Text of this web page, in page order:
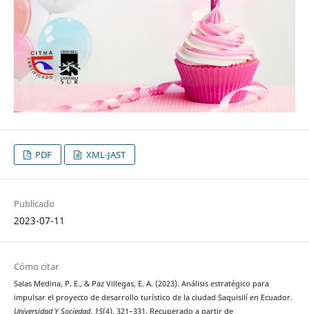
PDF XML-JAST
Publicado
2023-07-11
Cómo citar
Salas Medina, P. E., & Paz Villegas, E. A. (2023). Análisis estratégico para
impulsar el proyecto de desarrollo turístico de la ciudad Saquisilí en Ecuador.
Universidad Y Sociedad, 15(4), 321–331. Recuperado a partir de